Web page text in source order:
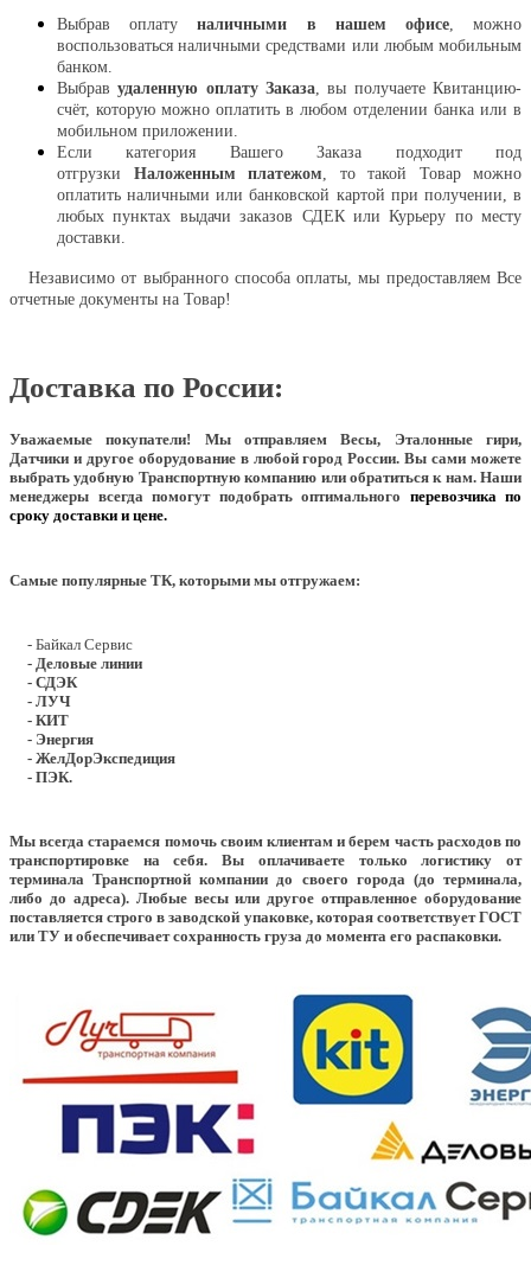
Выбрав оплатуналичными в нашем офисе, можно
воспользоваться наличными средствами или любым мобильным
банком.
Выбравудаленную оплату Заказа , вы получаете Квитанцию-
счёт, которую можно оплатить в любом отделении банка или в
мобильном приложении.
Если категория Вашего Заказа подходит под
отгрузки Наложенным платежом , то такой Товар можно
оплатить наличными или банковской картой при получении, в
любых пунктах выдачи заказов СДЕК или Курьеру по месту
доставки.
Независимо от выбранного способа оплаты, мы предоставляем Все
отчетные документы на Товар!
Доставка по России:
Уважаемые покупатели! Мы отправляем Весы, Эталонные гири,
Датчики и другое оборудование в любой город России. Вы сами можете
выбрать удобную Транспортную компанию или обратиться к нам. Наши
менеджеры всегда помогут подобрать оптимального перевозчика по
сроку доставки и цене.
Самые популярные ТК, которыми мы отгружаем:
- Байкал Сервис
- Деловые линии
- СДЭК
- ЛУЧ
- КИТ
- Энергия
- ЖелДорЭкспедиция
- ПЭК.
Мы всегда стараемся помочь своим клиентам и берем часть расходов по
транспортировке на себя. Вы оплачиваете только логистику от
терминала Транспортной компании до своего города (до терминала,
либо до адреса). Любые весы или другое отправленное оборудование
поставляется строго в заводской упаковке, которая соответствует ГОСТ
или ТУ и обеспечивает сохранность груза до момента его распаковки.